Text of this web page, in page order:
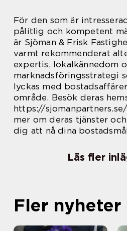
För den som är
pålitlig och kompetent
är Sjöman & Frisk
varmt rekommenderat
expertis, lokalkännedom
marknadsföringsstrategi
lyckas med
område. Besök deras
https://
mer om deras tjänster
dig att nå dina
Läs fler
Fler nyheter